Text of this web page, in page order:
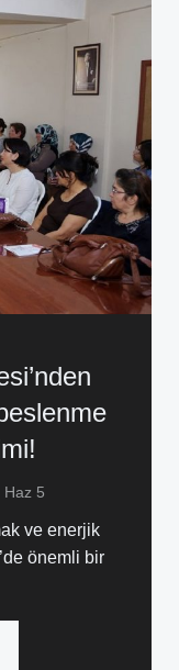
Haz 5
ve enerjik
önemli bir